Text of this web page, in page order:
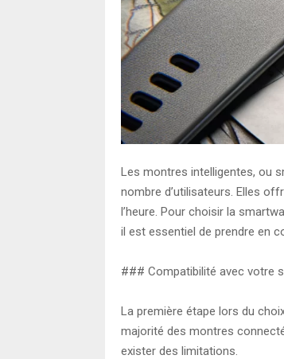
Les montres intelligentes, ou
nombre d’utilisateurs. Elles
l’heure. Pour choisir la
il est essentiel de prendre en
### Compatibilité avec votre
La première étape lors du
majorité des montres
exister des limitations.